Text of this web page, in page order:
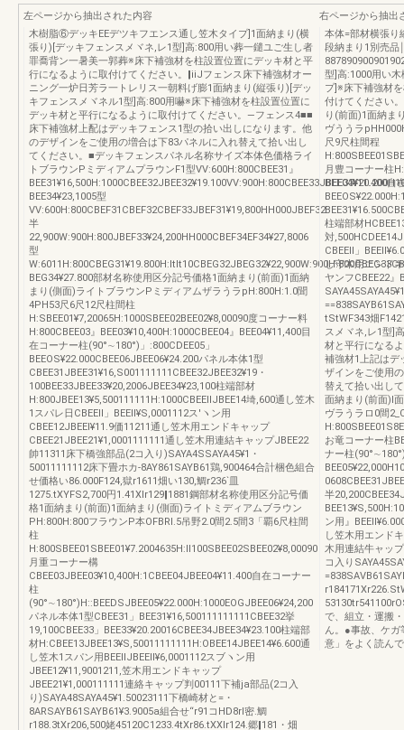
左ページから抽出された内容
木樹脂⑥デッキEEデツキフエンス通し笠木タイプ]1面納まり(横
張り)[デッキフェンスメヾネ,レ1型]高:800用い葬一鑓ユご生し者
罪喬背ン一暑美一郭葬※床下補強材を柱設置位置にデッキ材と平
行になるように取付けてください。‖iiJフェンス床下補強材オー
ニング一炉日芳ラ一トレリス一朝料げ膨1面納まり(縦張り)[デッ
キフェンスメヾネル1型]高:800用嚇※床下補強材を柱設置位置に
デッキ材と平行になるように取付けてください。―フェンス4■■
床下補強材上配はデッキフェンス1型の拾い出しになります。他
のデザインをご使用の増合は下83パネルに入れ替えて拾い出し
てください。■デッキフェンスパネル名称サイズ本体色価格ライ
トブラウンPミディアムプラウンF1型VV:600H:800CBEE31』
BEE34¥23,1005型
VV:600H:800CBEF31CBEF32CBEF33JBEF31¥19,800HH000JBEF32
半
22,900W:900H:800JBEF33¥24,200HH000CBEF34EF34¥27,8006
型
BEG34¥27.800部材名称使用区分記号価格1面納まり(前面)1面納
まり(側面)ライトブラウンPミディアムザラうラpH:800H:1.0聞
4PH53尺6尺12尺柱間柱
H:SBEE01¥7,20065H:1000SBEE02BEE02¥8,00090度コーナー料
H:800CBEE03』BEE03¥10,400H:1000CBEE04』BEE04¥11,400目
在コーナー柱(90°∼180°)」:800CDEE05」
BEEOS¥22.000CBEE06JBEE06¥24.200パネル本体1型
CBEE31JBEE31¥16,S001111111CBEE32JBEE32¥19・
100BEE33JBEE33¥20,2006JBEE34¥23,100柱端部材
H:800JBEE13¥5,500111111H:1000CBEEllJBEE14埼,600通し笠木
1スパレ日CBEEll」BEEll¥S,0001112ス′ヽン用
CBEE12JBEEl¥11.9価11211通し笠木用エンドキャップ
CBEE21JBEE21¥1,0001111111通し笠木用連結キャップJBEE22
帥11311床下橋強部品(2コ入り)SAYA4SSAYA45¥1・
50011111112床下畳ホカ‐8AY861SAYB61鶏,900464合計梱色組合
せ価格い86.000F124,獄r1611畑い130,鯛r236`皿
1275.tXYFS2,700円1.41Xlr129‖1881鋼部材名称使用区分記号価
格1面納まり(前面)1面納まり(側面)ライトミディアムブラウン
PH:800H:800フラウンP本OFBRl.5吊野2.0間2.5間3「覇6尺柱間
柱
H:800SBEE01SBEE01¥7.2004635H:ll100SBEE02SBEE02¥8,00090
月重コーナー構
CBEE03JBEE03¥10,400H:1CBEE04JBEE04¥11.400自在コーナー
柱
(90°∼180°)H::BEEDSJBEE05¥22.000H:1000EOGJBEE06¥24,200
パネル本体1型CBEE31」BEE31¥16,500111111111CBEE32挙
19,100CBEE33」BEE33¥20.20016CBEE34JBEE34¥23.100柱端部
材H:CBEE13JBEE13¥S,50011111111H:OBEE14JBEE14¥6.600通
し笠木1スパン用BEEllJBEEll¥6,0001112スブヽン用
JBEE12¥11,9001211,笠木用エンドキャップ
JBEE21¥1,000111111連絡キャップ判00111下補ja部品(2コ入
り)SAYA48SAYA45¥1.50023111下橋崎材と=・
8ARSAYB61SAYB61¥3.9005a組合せ“r91コHD8rl密.鯛
r188.3tXr206,500姥45120C1233.4tXr86.tXXlr124.郷‖181・畑
右ページから抽出
本体=部材横張り
段納まり1別売品
型]高:1000用い
プ]※床下補強材
付けてください
り(前面)1面納ま
ヴううラ
尺9尺柱間程
月豊コーナー柱
BEE04¥11.400
柱端部材
対
CBEEll」
し守木用エンド
ヤンフCBEE22』
tStWF343畑
スメヾネ,レ1型]
材と平行になる
補強材1上記はデ
ザインをご使用
替えて拾い出し
面納まり(前面)l
ヴラうラロ0間
お竜コーナー柱
ナー柱
半
ン用』
し笠木用エンド
木用連結牛ャッ
コ入り
で、組立・運搬
ん。●事故、ケガ
意」をよく読ん